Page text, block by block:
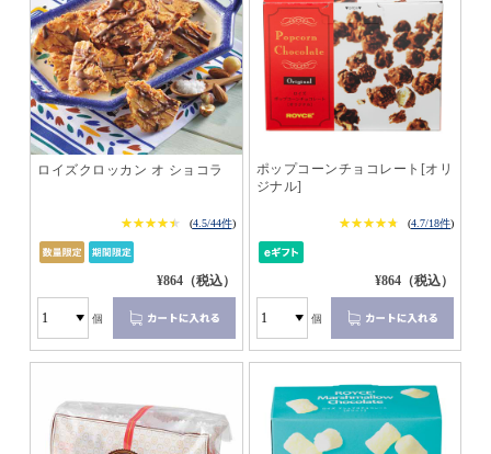
ロイズクロッカン オ ショコラ
★★★★★
★★★★★ (4.5/44件)
¥864（税込）
個
ポップコーンチョコレート[オリ
ジナル]
★★★★★
★★★★★ (4.7/18件)
¥864（税込）
個